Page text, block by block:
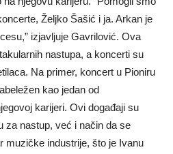
Željko Šašić i ja. Arkan je
izjavljuje Gavrilović. Ova
nastupa, a koncerti su
Na primer, koncert u Pioniru
kao jedan od
karijeri. Ovi događaji su
za nastup, već i način da se
muzičke industrije, što je Ivanu